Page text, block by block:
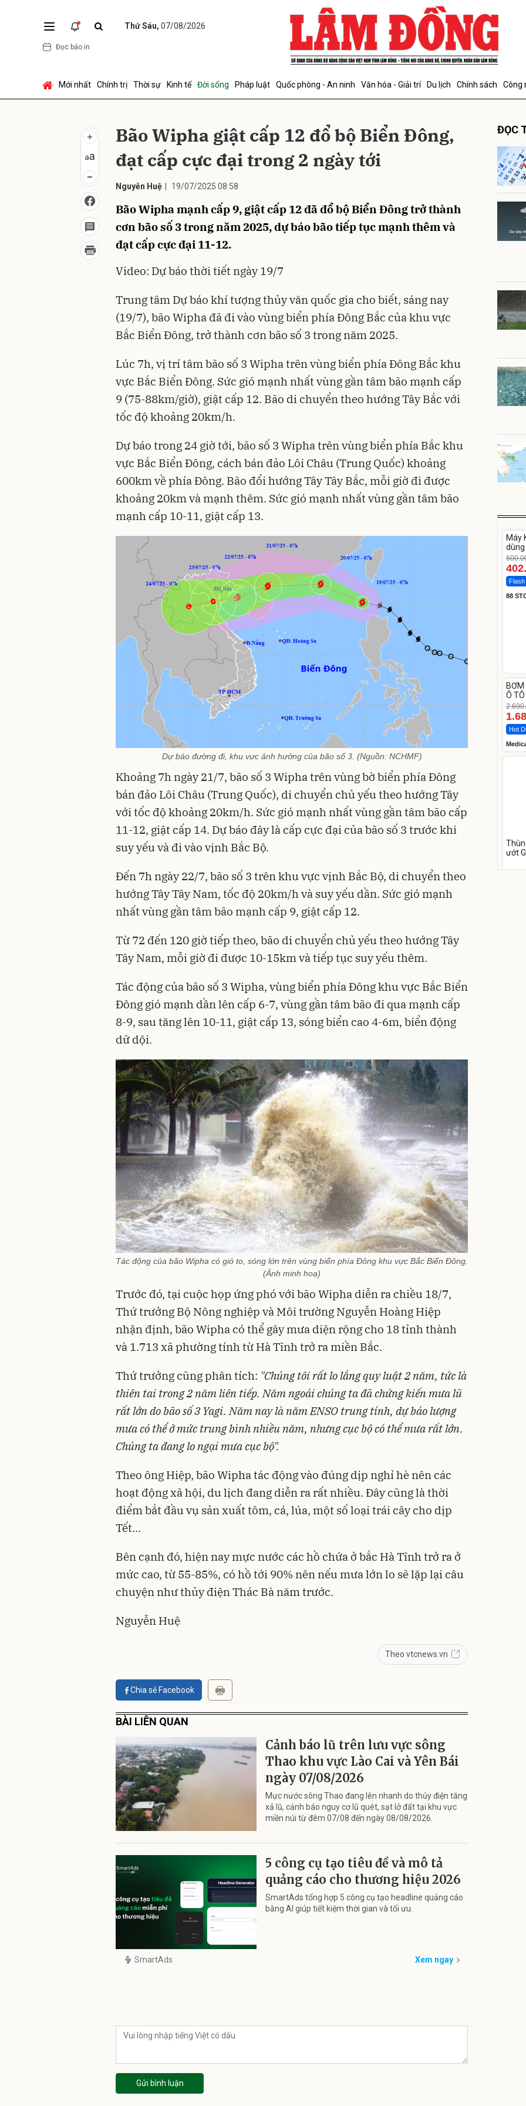
Thứ Sáu, 07/08/2026
Đọc báo in
Mới nhất Chính trị Thời sự Kinh tế Đời sống Pháp luật Quốc phòng - An ninh Văn hóa - Giải trí Du lịch Chính sách Công
Bão Wipha giật cấp 12 đổ bộ Biển Đông,
đạt cấp cực đại trong 2 ngày tới
Nguyễn Huệ 19/07/2025 08:58
Bão Wipha mạnh cấp 9, giật cấp 12 đã đổ bộ Biển Đông trở thành
cơn bão số 3 trong năm 2025, dự báo bão tiếp tục mạnh thêm và
đạt cấp cực đại 11-12.
Video: Dự báo thời tiết ngày 19/7
Trung tâm Dự báo khí tượng thủy văn quốc gia cho biết, sáng nay
(19/7), bão Wipha đã đi vào vùng biển phía Đông Bắc của khu vực
Bắc Biển Đông, trở thành cơn bão số 3 trong năm 2025.
Lúc 7h, vị trí tâm bão số 3 Wipha trên vùng biển phía Đông Bắc khu
vực Bắc Biển Đông. Sức gió mạnh nhất vùng gần tâm bão mạnh cấp
9 (75-88km/giờ), giật cấp 12. Bão di chuyển theo hướng Tây Bắc với
tốc độ khoảng 20km/h.
Dự báo trong 24 giờ tới, bão số 3 Wipha trên vùng biển phía Bắc khu
vực Bắc Biển Đông, cách bán đảo Lôi Châu (Trung Quốc) khoảng
600km về phía Đông. Bão đổi hướng Tây Tây Bắc, mỗi giờ đi được
khoảng 20km và mạnh thêm. Sức gió mạnh nhất vùng gần tâm bão
mạnh cấp 10-11, giật cấp 13.
Dự báo đường đi, khu vực ảnh hưởng của bão số 3. (Nguồn: NCHMF)
Khoảng 7h ngày 21/7, bão số 3 Wipha trên vùng bờ biển phía Đông
bán đảo Lôi Châu (Trung Quốc), di chuyển chủ yếu theo hướng Tây
với tốc độ khoảng 20km/h. Sức gió mạnh nhất vùng gần tâm bão cấp
11-12, giật cấp 14. Dự báo đây là cấp cực đại của bão số 3 trước khi
suy yếu và đi vào vịnh Bắc Bộ.
Đến 7h ngày 22/7, bão số 3 trên khu vực vịnh Bắc Bộ, di chuyển theo
hướng Tây Tây Nam, tốc độ 20km/h và suy yếu dần. Sức gió mạnh
nhất vùng gần tâm bão mạnh cấp 9, giật cấp 12.
Từ 72 đến 120 giờ tiếp theo, bão di chuyển chủ yếu theo hướng Tây
Tây Nam, mỗi giờ đi được 10-15km và tiếp tục suy yếu thêm.
Tác động của bão số 3 Wipha, vùng biển phía Đông khu vực Bắc Biển
Đông gió mạnh dần lên cấp 6-7, vùng gần tâm bão đi qua mạnh cấp
8-9, sau tăng lên 10-11, giật cấp 13, sóng biển cao 4-6m, biển động
dữ dội.
Tác động của bão Wipha có gió to, sóng lớn trên vùng biển phía Đông khu vực Bắc Biển Đông.
(Ảnh minh hoạ)
Trước đó, tại cuộc họp ứng phó với bão Wipha diễn ra chiều 18/7,
Thứ trưởng Bộ Nông nghiệp và Môi trường Nguyễn Hoàng Hiệp
nhận định, bão Wipha có thể gây mưa diện rộng cho 18 tỉnh thành
và 1.713 xã phường tính từ Hà Tĩnh trở ra miền Bắc.
Thứ trưởng cũng phân tích: "Chúng tôi rất lo lắng quy luật 2 năm, tức là
thiên tai trong 2 năm liên tiếp. Năm ngoái chúng ta đã chứng kiến mưa lũ
rất lớn do bão số 3 Yagi. Năm nay là năm ENSO trung tính, dự báo lượng
mưa có thể ở mức trung bình nhiều năm, nhưng cục bộ có thể mưa rất lớn.
Chúng ta đang lo ngại mưa cục bộ".
Theo ông Hiệp, bão Wipha tác động vào đúng dịp nghỉ hè nên các
hoạt động xã hội, du lịch đang diễn ra rất nhiều. Đây cũng là thời
điểm bắt đầu vụ sản xuất tôm, cá, lúa, một số loại trái cây cho dịp
Tết…
Bên cạnh đó, hiện nay mực nước các hồ chứa ở bắc Hà Tĩnh trở ra ở
mức cao, từ 55-85%, có hồ tới 90% nên nếu mưa lớn lo sẽ lặp lại câu
chuyện như thủy điện Thác Bà năm trước.
Nguyễn Huệ
Theo vtcnews.vn
Chia sẻ Facebook
BÀI LIÊN QUAN
Cảnh báo lũ trên lưu vực sông
Thao khu vực Lào Cai và Yên Bái
ngày 07/08/2026
Mực nước sông Thao đang lên nhanh do thủy điện tăng
xả lũ, cảnh báo nguy cơ lũ quét, sạt lở đất tại khu vực
miền núi từ đêm 07/08 đến ngày 08/08/2026.
5 công cụ tạo tiêu đề và mô tả
quảng cáo cho thương hiệu 2026
SmartAds tổng hợp 5 công cụ tạo headline quảng cáo
bằng AI giúp tiết kiệm thời gian và tối ưu.
SmartAds Xem ngay
Gửi bình luận
ĐỌC
-33%
Máy
dùng
Flash
88
-37%
BƠM
Ô TÔ
Hot
ướt
Gửi bình luận